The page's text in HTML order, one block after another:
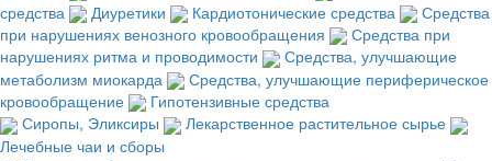
средства
Диуретики Кардиотонические средства
Средства
при нарушениях венозного кровообращения
Средства при
нарушениях ритма и проводимости
Средства, улучшающие
метаболизм миокарда
Средства, улучшающие периферическое
кровообращение
Гипотензивные средства
Сиропы, Эликсиры
Лекарственное растительное сырье
Лечебные чаи и сборы